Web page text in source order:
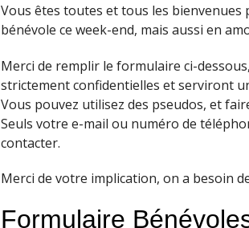
Vous êtes toutes et tous les
bénévole ce week-end, mais aussi en
Merci de remplir le formulaire ci-
strictement confidentielles et serviront
Vous pouvez utilisez des pseudos, et
Seuls votre e-mail ou numéro de
contacter.
Merci de votre implication, on a besoin